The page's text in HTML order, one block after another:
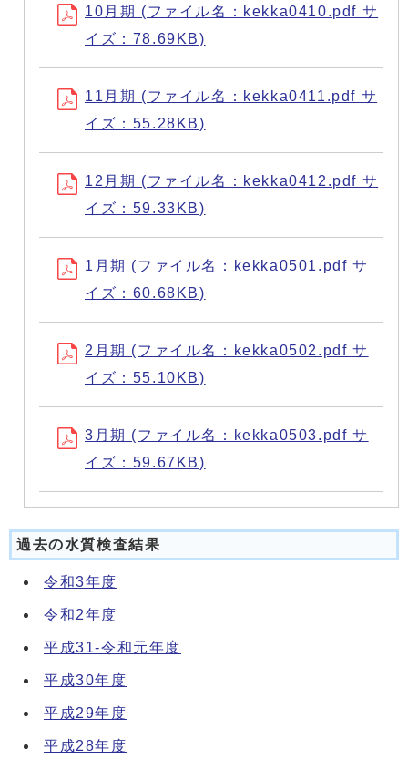
10月期 (ファイル名：kekka0410.pdf サ
イズ：78.69KB)
11月期 (ファイル名：kekka0411.pdf サ
イズ：55.28KB)
12月期 (ファイル名：kekka0412.pdf サ
イズ：59.33KB)
1月期 (ファイル名：kekka0501.pdf サ
イズ：60.68KB)
2月期 (ファイル名：kekka0502.pdf サ
イズ：55.10KB)
3月期 (ファイル名：kekka0503.pdf サ
イズ：59.67KB)
過去の水質検査結果
令和3年度
令和2年度
平成31-令和元年度
平成30年度
平成29年度
平成28年度